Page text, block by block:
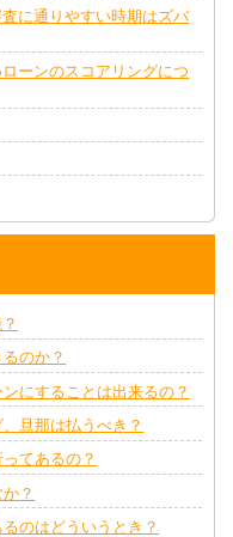
に通りやすい時期はズバ
ーンのスコアリングにつ
のか？
にすることは出来るの？
旦那は払うべき？
てあるの？
？
のはどういうとき？